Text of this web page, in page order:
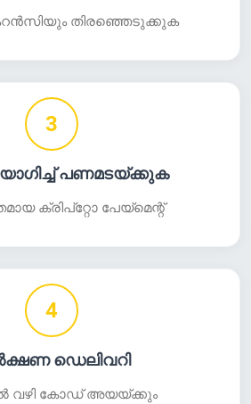
തിരഞ്ഞെടുക്കുക
3
പണമടയ്ക്കുക
ക്രിപ്‌റ്റോ പേയ്‌മെന്റ്
4
ഡെലിവറി
വഴി കോഡ് അയയ്ക്കും